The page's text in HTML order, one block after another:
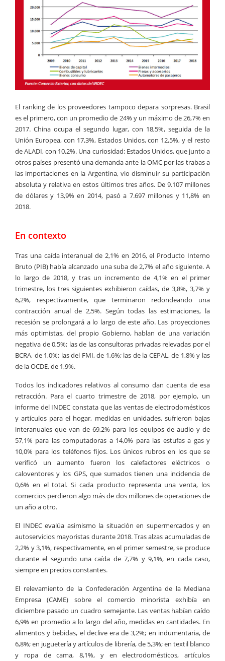
El ranking de los proveedores tampoco depara sorpresas. Brasil
es el primero, con un promedio de 24% y un máximo de 26,7% en
2017. China ocupa el segundo lugar, con 18,5%, seguida de la
Unión Europea, con 17,3%, Estados Unidos, con 12,5%, y el resto
de ALADI, con 10,2%. Una curiosidad: Estados Unidos, que junto a
otros países presentó una demanda ante la OMC por las trabas a
las importaciones en la Argentina, vio disminuir su participación
absoluta y relativa en estos últimos tres años. De 9.107 millones
de dólares y 13,9% en 2014, pasó a 7.697 millones y 11,8% en
2018.
En contexto
Tras una caída interanual de 2,1% en 2016, el Producto Interno
Bruto (PIB) había alcanzado una suba de 2,7% el año siguiente. A
lo largo de 2018, y tras un incremento de 4,1% en el primer
trimestre, los tres siguientes exhibieron caídas, de 3,8%, 3,7% y
6,2%, respectivamente, que terminaron redondeando una
contracción anual de 2,5%. Según todas las estimaciones, la
recesión se prolongará a lo largo de este año. Las proyecciones
más optimistas, del propio Gobierno, hablan de una variación
negativa de 0,5%; las de las consultoras privadas relevadas por el
BCRA, de 1,0%; las del FMI, de 1,6%; las de la CEPAL, de 1,8% y las
de la OCDE, de 1,9%.
Todos los indicadores relativos al consumo dan cuenta de esa
retracción. Para el cuarto trimestre de 2018, por ejemplo, un
informe del INDEC constata que las ventas de electrodomésticos
y artículos para el hogar, medidas en unidades, sufrieron bajas
interanuales que van de 69,2% para los equipos de audio y de
57,1% para las computadoras a 14,0% para las estufas a gas y
10,0% para los teléfonos fijos. Los únicos rubros en los que se
verificó un aumento fueron los calefactores eléctricos o
caloventores y los GPS, que sumados tienen una incidencia de
0,6% en el total. Si cada producto representa una venta, los
comercios perdieron algo más de dos millones de operaciones de
un año a otro.
El INDEC evalúa asimismo la situación en supermercados y en
autoservicios mayoristas durante 2018. Tras alzas acumuladas de
2,2% y 3,1%, respectivamente, en el primer semestre, se produce
durante el segundo una caída de 7,7% y 9,1%, en cada caso,
siempre en precios constantes.
El relevamiento de la Confederación Argentina de la Mediana
Empresa (CAME) sobre el comercio minorista exhibía en
diciembre pasado un cuadro semejante. Las ventas habían caído
6,9% en promedio a lo largo del año, medidas en cantidades. En
alimentos y bebidas, el declive era de 3,2%; en indumentaria, de
6,8%; en juguetería y artículos de librería, de 5,3%; en textil blanco
y ropa de cama, 8,1%, y en electrodomésticos, artículos